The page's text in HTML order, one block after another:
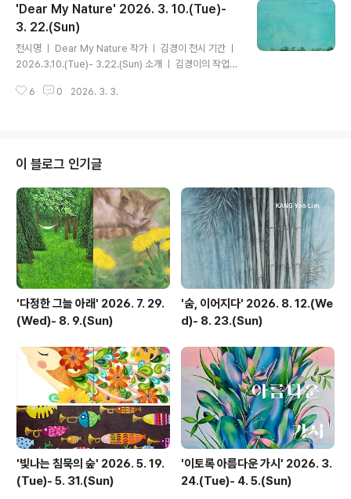
게 받아들여지는 수많은 기준들이 개인의 존재를 규정하고
서로를 비교하게 만드는 구조에 질문을 던진다. 그리고 그
질문을 통해 ‘한 사람의 삶이 지닌 고유한 가치’에 다시 시
선을 돌린다. 조희원은 자연에서 발견되는 평범한 대상들
을 통해 인간의 삶을 은유적으로 바라본다. 특히 이번 전시
에서 등장하는 선인장은 척박한 환경 속에서도 스스로의
'Dear My Nature' 2026. 3. 10.(Tue)-
3. 22.(Sun)
전시명 ㅣ Dear My Nature 작가 ㅣ 김경이 전시 기간 ㅣ
2026.3.10.(Tue)- 3.22.(Sun) 소개 ㅣ 김경이의 작업은
감의 소리, 개천의 미꾸라지와 다슬기, 발끝에 닿을 듯 낮게
진 채로, 자연은 작가의 내면에 오래 머물러 있었다. 시간이
흐른 지금, 한때 사라지기를 바랐던 존재들이 되려 사라질
위기에 놓여 있다. 다큐멘터리 가 보여준 새들의 죽음처럼,
인간의 환경은 수많은 생명을 위협한다. 김경이는 이 아이
러니 앞에서 묻는다. 우리는 무엇을 미워했고,..
6 0 2026. 3. 3.
이 블로그 인기글
'다정한 그늘 아래' 2026. 7. 29.
(Wed)- 8. 9.(Sun)
'숨, 이어지다' 2026. 8. 12.(We
d)- 8. 23.(Sun)
'빛나는 침묵의 숲' 2026. 5. 19.
(Tue)- 5. 31.(Sun)
'이토록 아름다운 가시' 2026. 3.
24.(Tue)- 4. 5.(Sun)